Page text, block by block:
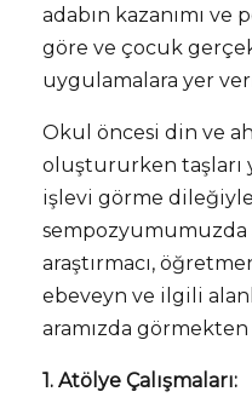
adabın kazanımı
göre ve çocuk
uygulamalara yer
Okul öncesi din ve
oluştururken taşları
işlevi görme
sempozyumumuzda
araştırmacı,
ebeveyn ve ilgili
aramızda
1. Atölye Çalışmaları: